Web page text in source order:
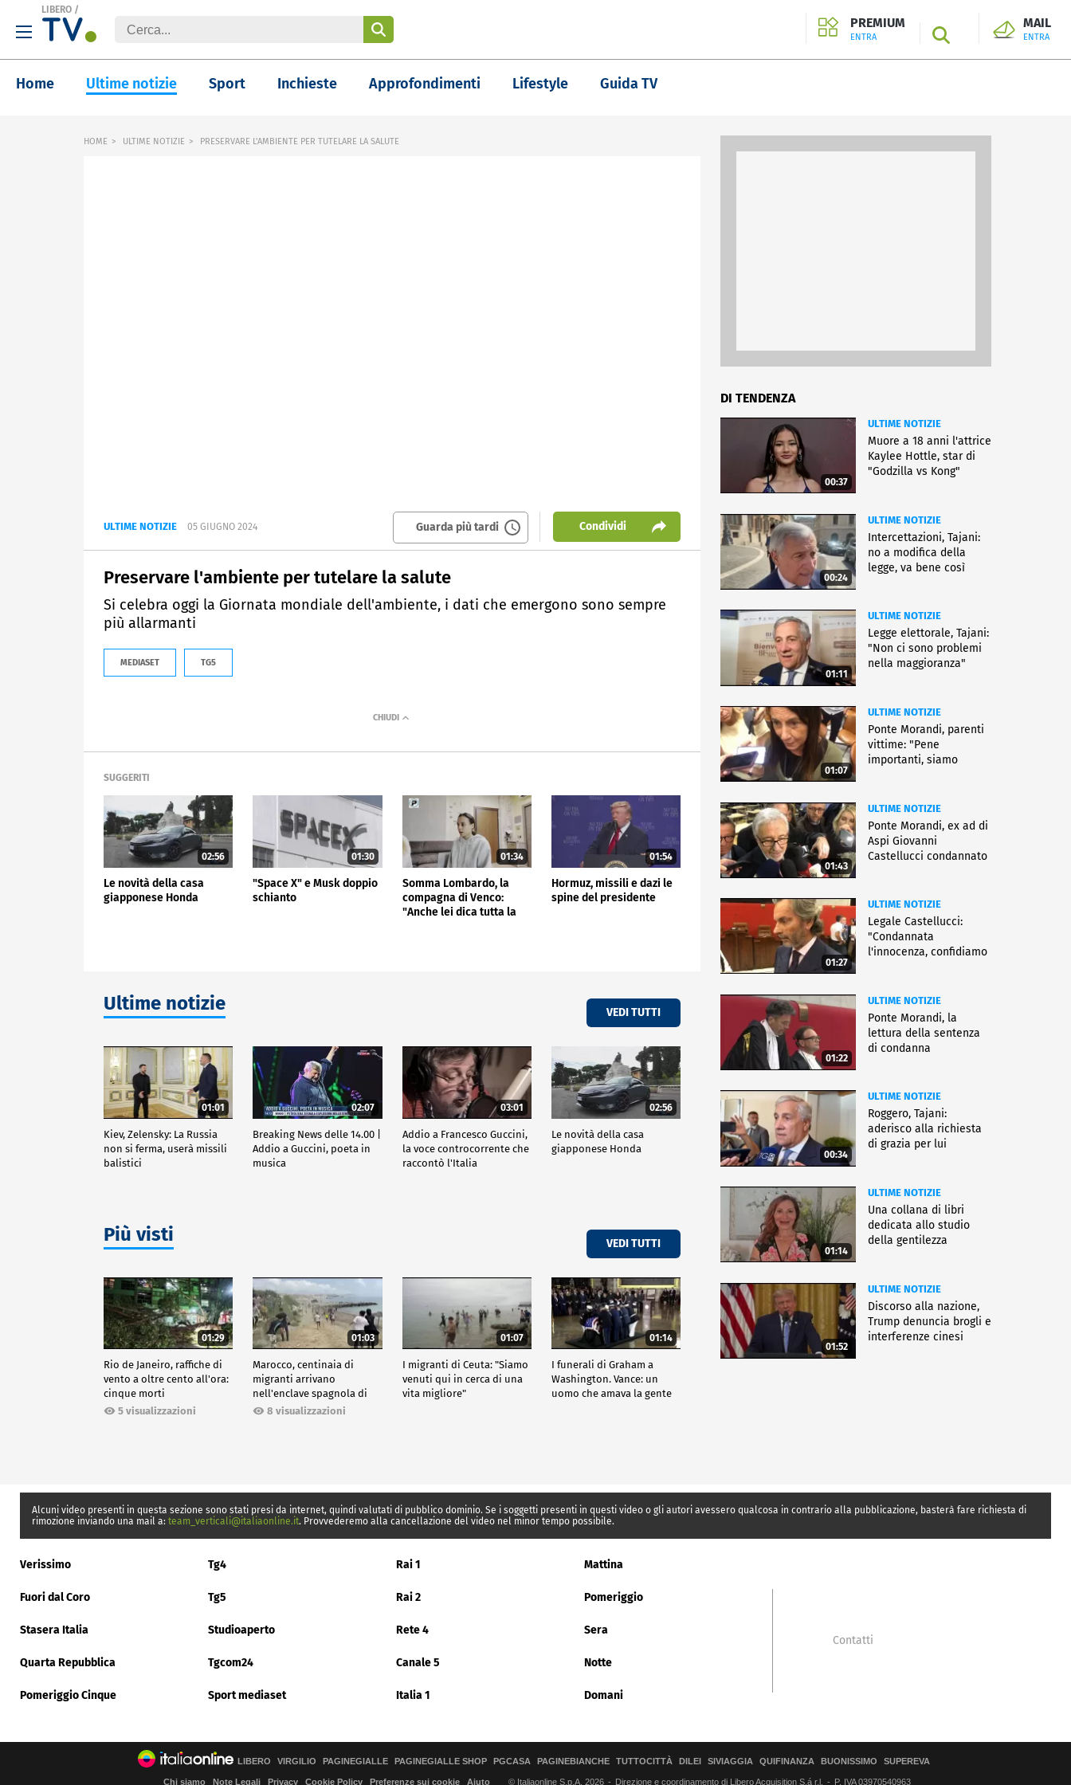
LIBERO /
PREMIUM
ENTRA SEARCH
MAIL
ENTRA
Home Ultime notizie Sport Inchieste Approfondimenti Lifestyle Guida TV
HOME ULTIME NOTIZIE PRESERVARE L'AMBIENTE PER TUTELARE LA SALUTE
ULTIME NOTIZIE 05 GIUGNO 2024 Guarda più tardi Condividi
Preservare l'ambiente per tutelare la salute
Si celebra oggi la Giornata mondiale dell'ambiente, i dati che emergono sono sempre
più allarmanti
MEDIASET TG5
SUGGERITI
02:56
Le novità della casa
giapponese Honda
01:30
"Space X" e Musk doppio
schianto
01:34
Somma Lombardo, la
compagna di Venco:
"Anche lei dica tutta la
01:54
Hormuz, missili e dazi le
spine del presidente
Ultime notizie VEDI TUTTI
01:01
Kiev, Zelensky: La Russia
non si ferma, userà missili
balistici
02:07
Breaking News delle 14.00 |
Addio a Guccini, poeta in
musica
03:01
Addio a Francesco Guccini,
la voce controcorrente che
raccontò l'Italia
02:56
Le novità della casa
giapponese Honda
Più visti VEDI TUTTI
01:29
Rio de Janeiro, raffiche di
vento a oltre cento all'ora:
cinque morti
5 visualizzazioni
01:03
Marocco, centinaia di
migranti arrivano
nell'enclave spagnola di
Ceuta8 visualizzazioni
01:07
I migranti di Ceuta: "Siamo
venuti qui in cerca di una
vita migliore"
01:14
I funerali di Graham a
Washington. Vance: un
uomo che amava la gente
DI TENDENZA
00:37
ULTIME NOTIZIE
Muore a 18 anni l'attrice
Kaylee Hottle, star di
"Godzilla vs Kong"
00:24
ULTIME NOTIZIE
Intercettazioni, Tajani:
no a modifica della
legge, va bene così
01:11
ULTIME NOTIZIE
Legge elettorale, Tajani:
"Non ci sono problemi
nella maggioranza"
01:07
ULTIME NOTIZIE
Ponte Morandi, parenti
vittime: "Pene
importanti, siamo
01:43
ULTIME NOTIZIE
Ponte Morandi, ex ad di
Aspi Giovanni
Castellucci condannato
01:27
ULTIME NOTIZIE
Legale Castellucci:
"Condannata
l'innocenza, confidiamo
01:22
ULTIME NOTIZIE
Ponte Morandi, la
lettura della sentenza
di condanna
00:34
ULTIME NOTIZIE
Roggero, Tajani:
aderisco alla richiesta
di grazia per lui
01:14
ULTIME NOTIZIE
Una collana di libri
dedicata allo studio
della gentilezza
01:52
ULTIME NOTIZIE
Discorso alla nazione,
Trump denuncia brogli e
interferenze cinesi
Alcuni video presenti in questa sezione sono stati presi da internet, quindi valutati di pubblico dominio. Se i soggetti presenti in questi video o gli autori avessero qualcosa in contrario alla pubblicazione, basterà fare richiesta di
rimozione inviando una mail a: team_verticali@italiaonline.it. Provvederemo alla cancellazione del video nel minor tempo possibile.
Verissimo Tg4 Rai 1 Mattina
Fuori dal Coro Tg5 Rai 2 Pomeriggio
Stasera Italia Studioaperto Rete 4 Sera
Quarta Repubblica Tgcom24 Canale 5 Notte
Pomeriggio Cinque Sport mediaset Italia 1 Domani
Contatti
LIBERO VIRGILIO PAGINEGIALLE PAGINEGIALLE SHOP PGCASA PAGINEBIANCHE TUTTOCITTÀ DILEI SIVIAGGIA QUIFINANZA BUONISSIMO SUPEREVA
Chi siamo Note Legali Privacy Cookie Policy Preferenze sui cookie Aiuto © Italiaonline S.p.A. 2026 Direzione e coordinamento di Libero Acquisition S.á r.l. P. IVA 03970540963